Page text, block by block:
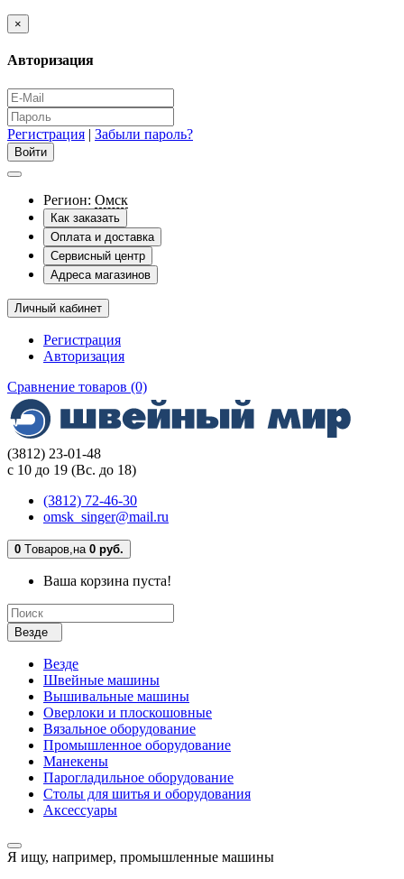
×
Авторизация
Регистрация | Забыли пароль?
Регион: Омск
Как заказать
Оплата и доставка
Сервисный центр
Адреса магазинов
Личный кабинет
Регистрация
Авторизация
Сравнение товаров (0)
(3812) 23-01-48
с 10 до 19 (Вс. до 18)
(3812) 72-46-30
omsk_singer@mail.ru
0 Tоваров,на 0 руб.
Ваша корзина пуста!
Везде
Везде
Швейные машины
Вышивальные машины
Оверлоки и плоскошовные
Вязальное оборудование
Промышленное оборудование
Манекены
Парогладильное оборудование
Столы для шитья и оборудования
Аксессуары
Я ищу, например, промышленные машины